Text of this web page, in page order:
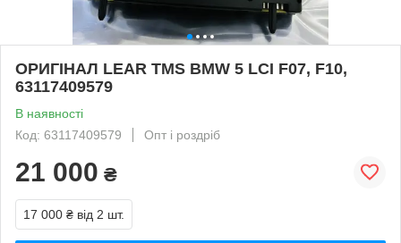
ОРИГІНАЛ LEAR TMS BMW 5 LCI F07, F10,
63117409579
В наявності
Код: 63117409579
Опт і роздріб
21 000 ₴
17 000 ₴ від 2 шт.